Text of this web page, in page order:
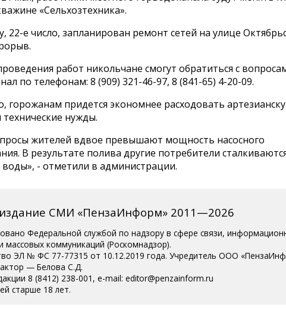
«Сельхозтехника».
22-е число, запланирован ремонт сетей на улице
работ никольчане смогут обратиться с
по телефонам: 8 (909) 321-46-97, 8 (841-65) 4-20-09.
горожанам придется экономнее расходовать
нужды.
жителей вдвое превышают мощность насосного
В результате полива другие потребители
воды», - отметили в администрации.
СМИ «ПензаИнформ» 2011—2026
Федеральной службой по надзору в сфере связи,
массовых коммуникаций (Роскомнадзор).
ЭЛ № ФС 77-77315 от 10.12.2019 года. Учредитель ООО
— Белова С.Д.
8 (8412) 238-001, e-mail: editor@penzainform.ru
старше 18 лет.